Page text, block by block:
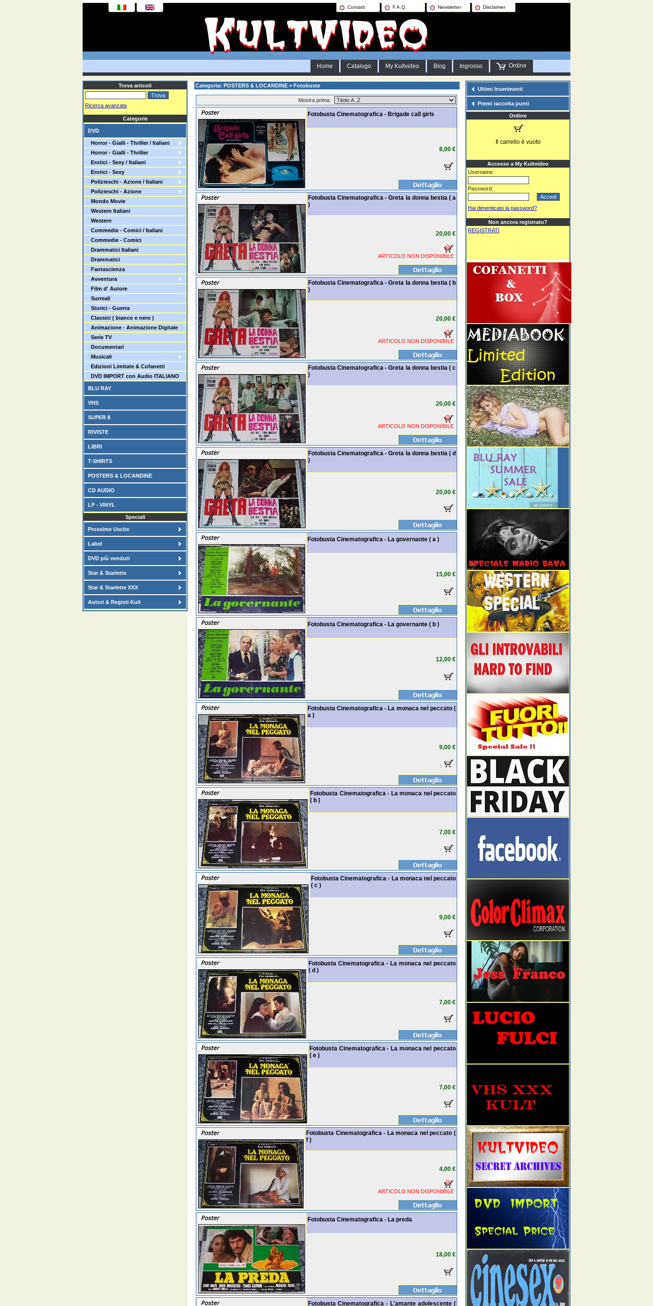
Contatti F.A.Q. Newsletter Disclaimer
Home Catalogo My Kultvideo Blog Ingrosso Ordine
Trova articoli
Ricerca avanzata
Categorie
DVD
Horror - Gialli - Thriller / Italiani
Horror - Gialli - Thriller
Erotici - Sexy / Italiani
Erotici - Sexy
Polizieschi - Azione / Italiani
Polizieschi - Azione
Mondo Movie
Western Italiani
Western
Commedie - Comici / Italiani
Commedie - Comici
Drammatici Italiani
Drammatici
Fantascienza
Avventura
Film d' Autore
Surreali
Storici - Guerra
Classici ( bianco e nero )
Animazione - Animazione Digitale
Serie TV
Documentari
Musicali
Edizioni Limitate & Cofanetti
DVD IMPORT con Audio ITALIANO
BLU RAY
VHS
SUPER 8
RIVISTE
LIBRI
T-SHIRTS
POSTERS & LOCANDINE
CD AUDIO
LP - VINYL
Speciali
Prossime Uscite
Label
DVD più venduti
Star & Starlette
Star & Starlette XXX
Autori & Registi Kult
Categoria: POSTERS & LOCANDINE > Fotobuste
Mostra prima:
Fotobusta Cinematografica - Brigade call girls
8,00 €
Fotobusta Cinematografica - Greta la donna bestia ( a
)
20,00 €
ARTICOLO NON DISPONIBILE
Fotobusta Cinematografica - Greta la donna bestia ( b
)
20,00 €
ARTICOLO NON DISPONIBILE
Fotobusta Cinematografica - Greta la donna bestia ( c
)
20,00 €
ARTICOLO NON DISPONIBILE
Fotobusta Cinematografica - Greta la donna bestia ( d
)
20,00 €
Fotobusta Cinematografica - La governante ( a )
15,00 €
Fotobusta Cinematografica - La governante ( b )
12,00 €
Fotobusta Cinematografica - La monaca nel peccato (
a )
9,00 €
Fotobusta Cinematografica - La monaca nel peccato
( b )
7,00 €
Fotobusta Cinematografica - La monaca nel peccato
( c )
9,00 €
Fotobusta Cinematografica - La monaca nel peccato
( d )
7,00 €
Fotobusta Cinematografica - La monaca nel peccato
( e )
7,00 €
Fotobusta Cinematografica - La monaca nel peccato (
f )
4,00 €
ARTICOLO NON DISPONIBILE
Fotobusta Cinematografica - La preda
18,00 €
Fotobusta Cinematografica - L'amante adolescente (
Ultimi Inserimenti
Premi raccolta punti
Ordine
Il carrello è vuoto
Accesso a My Kultvideo
Username:
Password:
Hai dimenticato la password?
Non ancora registrato?
REGISTRATI